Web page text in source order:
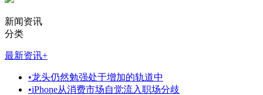
新闻资讯
分类
最新资讯+
•龙头仍然勉强处于增加的轨道中
•iPhone从消费市场自觉流入职场分歧